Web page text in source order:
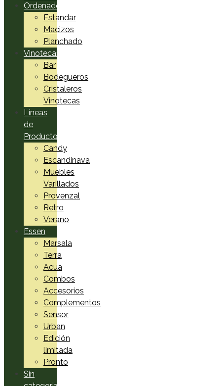
Ordenadores
Estandar
Macizos
Planchado
Vinotecas
Bar
Bodegueros
Cristaleros
Vinotecas
Líneas
de
Productos
Candy
Escandinava
Muebles
Varillados
Provenzal
Retro
Verano
Essen
Marsala
Terra
Acua
Combos
Accesorios
Complementos
Sensor
Urban
Edición
limitada
Pronto
Sin